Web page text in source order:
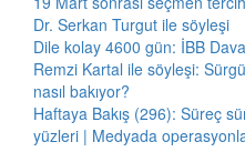
Dr. Serkan Turgut ile söyleşi
Dile kolay 4600 gün: İBB
Remzi Kartal ile söyleşi:
nasıl bakıyor?
Haftaya Bakış (296): Süreç
yüzleri | Medyada